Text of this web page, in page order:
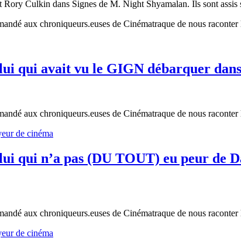
aux chroniqueurs.euses de Cinématraque de nous
qui avait vu le GIGN débarquer dans
aux chroniqueurs.euses de Cinématraque de nous
de cinéma
qui n’a pas (DU TOUT) eu peur de
aux chroniqueurs.euses de Cinématraque de nous
de cinéma